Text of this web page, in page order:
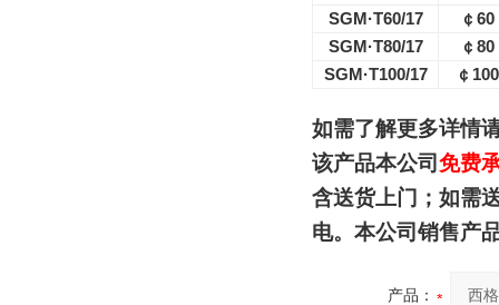
SGM·T60/17
￠ 60
SGM·T80/17
￠ 80
SGM·T100/17
￠ 100
如需了解更多详情
该产品本公司免费
含送货上门；如需
电。本公司销售产
产品：